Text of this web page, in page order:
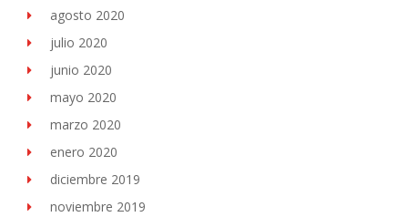
agosto 2020
julio 2020
junio 2020
mayo 2020
marzo 2020
enero 2020
diciembre 2019
noviembre 2019